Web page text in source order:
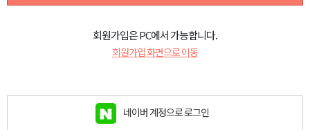
회원가입은 PC에서 가능합니다.
회원가입 화면으로 이동
네이버 계정으로 로그인